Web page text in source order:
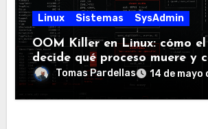
Linux Sistemas SysAdmin
OOM Killer en Linux: cómo
decide qué proceso muere y
controlarlo
Tomas Pardellas 14 de mayo